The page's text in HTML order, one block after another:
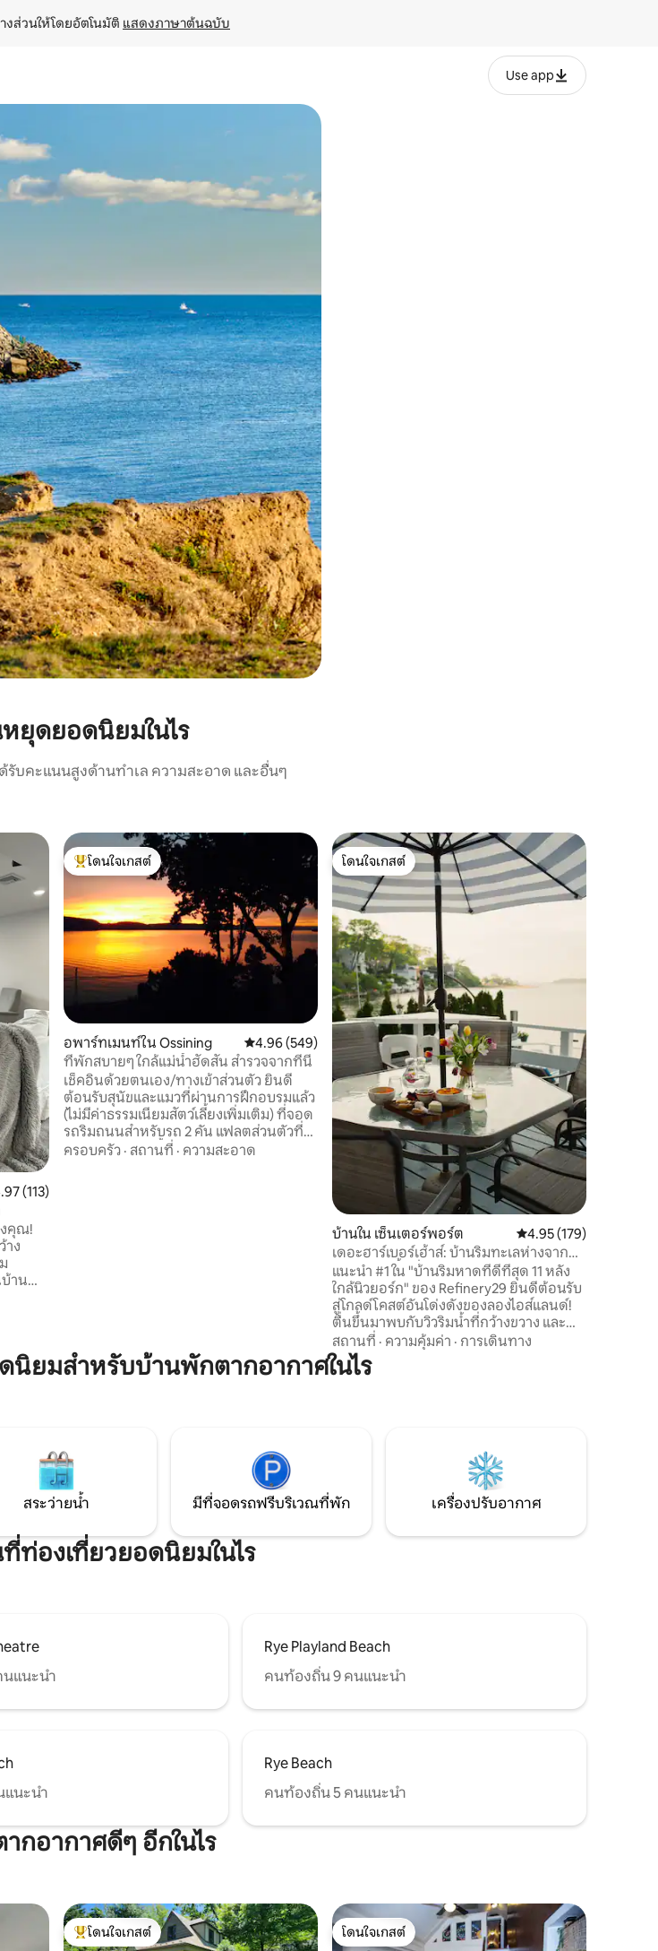
ส่วนให้โดยอัตโนมัติ แสดงภาษาต้นฉบับ
Use app
ยุดยอดนิยมในไร
รับคะแนนสูงด้านทำเล ความสะอาด และอื่นๆ
นนเฉลี่ย 4.97 จาก 5, 113 รีวิว
(113)
คุณ!
าง
าน
คน
โดนใจเกสต์ที่สุด
โดนใจเกสต์
อพาร์ทเมนท์ใน Ossining คะแนนเฉลี่ย 4.96 จาก 5, 549 รีวิว
4.96 (549)
ที่พักสบายๆ ใกล้แม่น้ำฮัดสัน สำรวจจากที่นี่
เช็คอินด้วยตนเอง/ทางเข้าส่วนตัว ยินดี
ต้อนรับสุนัขและแมวที่ผ่านการฝึกอบรมแล้ว
(ไม่มีค่าธรรมเนียมสัตว์เลี้ยงเพิ่มเติม) ที่จอด
รถริมถนนสำหรับรถ 2 คัน แฟลตส่วนตัวที่
เงียบสงบบนแม่น้ำฮัดสัน รถไฟไปนิวยอร์ก
ครอบครัว · สถานที่ · ความสะอาด
โดนใจเกสต์
โดนใจเกสต์
บ้านใน เซ็นเตอร์พอร์ต คะแนนเฉลี่ย 4.95 จาก
4.95 (179)
เดอะฮาร์เบอร์เฮ้าส์: บ้านริมทะเลห่างจาก
นิวยอร์กซิตี้ 1 ชั่วโมง
แนะนำ #1 ใน "บ้านริมหาดที่ดีที่สุด 11 หลัง
ใกล้นิวยอร์ก" ของ Refinery29 ยินดีต้อนรับ
สู่โกลด์โคสต์อันโด่งดังของลองไอส์แลนด์!
ตื่นขึ้นมาพบกับวิวริมน้ำที่กว้างขวาง และ
หากคุณโชคดี ก็จะได้เห็นครอบครัวนก
อินทรีหัวโล้นท้องถิ่นของเราบินอยู่เหนือ
ศีรษะ! สำรวจอัญมณีใกล้เคียง เช่น คฤหาสน์
นอร์ธพอร์ตวิลเลจเพื่อช้อปปิ้งบูติก ร้าน
สถานที่ · ความคุ้มค่า · การเดินทาง
นิยมสำหรับบ้านพักตากอากาศในไร
สระว่ายน้ำ มีที่จอดรถฟรีบริเวณที่พัก เครื่องปรับอากาศ
ท่องเที่ยวยอดนิยมในไร
แนะนำ
Rye Playland Beach
คนท้องถิ่น 9 คนแนะนำ
นะนำ
Rye Beach
คนท้องถิ่น 5 คนแนะนำ
กอากาศดีๆ อีกในไร
โดนใจเกสต์ที่สุด
โดนใจเกสต์
โดนใจเกสต์
โดนใจเกสต์